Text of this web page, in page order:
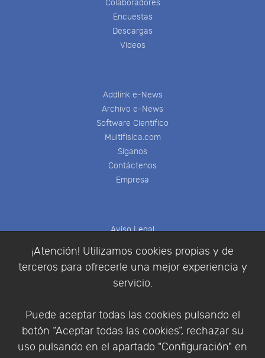
¡Atención! Utilizamos cookies propias y de
terceros para ofrecerle una mejor experiencia y
servicio.
Puede aceptar todas las cookies pulsando el
botón “Aceptar todas las cookies”, rechazar su
uso pulsando en el apartado "Configuración" en
Colaboradores
Encuestas
Descargas
Videos
Addlink e-News
Archivo e-News
Software Científico
Multifisica.com
Síganos
Contáctenos
Empresa
Aviso Legal
Condiciones de compra
Identificarse